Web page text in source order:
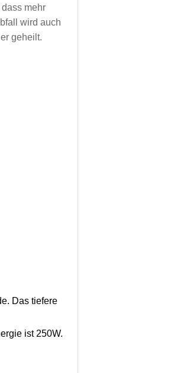
mehr
wird auch
geheilt.
Das tiefere
ist 250W.